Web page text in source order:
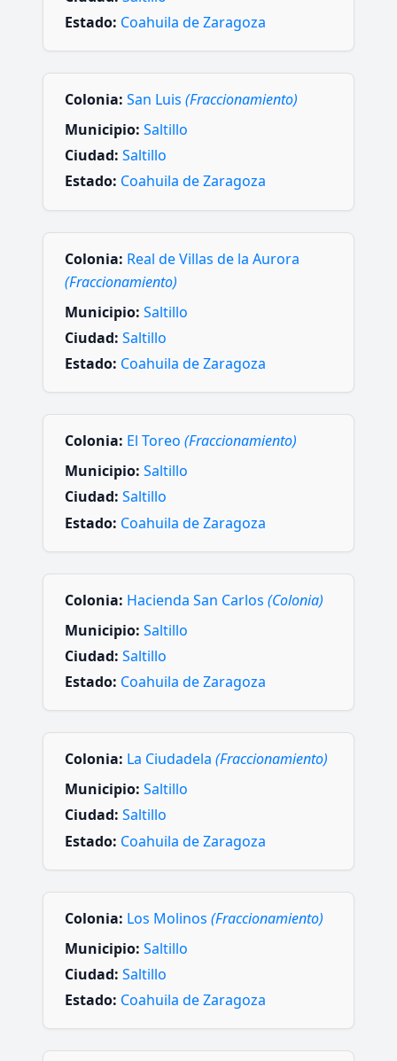
Estado: Coahuila de Zaragoza
Colonia: San Luis (Fraccionamiento)
Municipio: Saltillo
Ciudad: Saltillo
Estado: Coahuila de Zaragoza
Colonia: Real de Villas de la Aurora
(Fraccionamiento)
Municipio: Saltillo
Ciudad: Saltillo
Estado: Coahuila de Zaragoza
Colonia: El Toreo (Fraccionamiento)
Municipio: Saltillo
Ciudad: Saltillo
Estado: Coahuila de Zaragoza
Colonia: Hacienda San Carlos (Colonia)
Municipio: Saltillo
Ciudad: Saltillo
Estado: Coahuila de Zaragoza
Colonia: La Ciudadela (Fraccionamiento)
Municipio: Saltillo
Ciudad: Saltillo
Estado: Coahuila de Zaragoza
Colonia: Los Molinos (Fraccionamiento)
Municipio: Saltillo
Ciudad: Saltillo
Estado: Coahuila de Zaragoza